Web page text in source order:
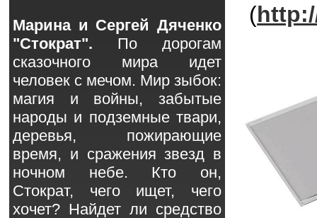
(
Марина и Сергей Дяченко
"Стократ". По дорогам
сказочного мира идет
человек с мечом. Мир зыбок:
магия и войны, забытые
народы и подземные твари,
деревья, пожирающие
время, и сражения звезд в
ночном небе. Кто он,
Стократ, чего ищет, чего
хочет? Найдет ли средство